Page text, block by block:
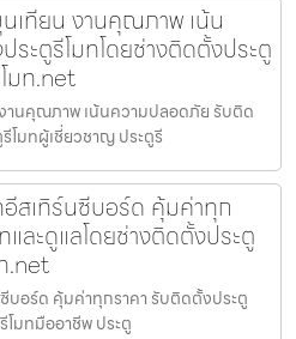
เทียน งานคุณภาพ เน้น
ะตูรีโมทโดยช่างติดตั้งประตู
มท.net
านคุณภาพ เน้นความปลอดภัย รับติด
โมทผู้เชี่ยวชาญ ประตูรี
อีสเทิร์นซีบอร์ด คุ้มค่าทุก
ละดูแลโดยช่างติดตั้งประตู
.net
ซีบอร์ด คุ้มค่าทุกราคา รับติดตั้งประตู
โมทมืออาชีพ ประตู